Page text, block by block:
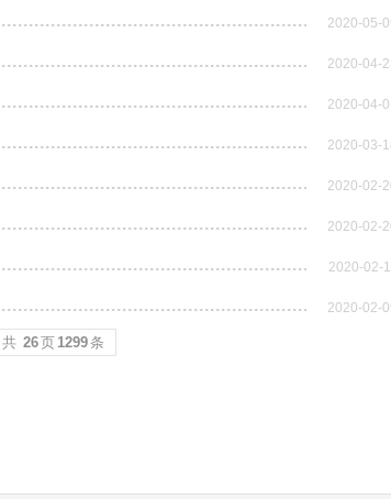
2020-05-
2020-04-
2020-04-
2020-03-
2020-02-
2020-02-
2020-02-
2020-02-
共 26页 1299条